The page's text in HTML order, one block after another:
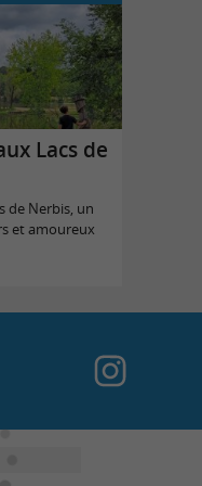
Lacs de
de Nerbis, un
et amoureux